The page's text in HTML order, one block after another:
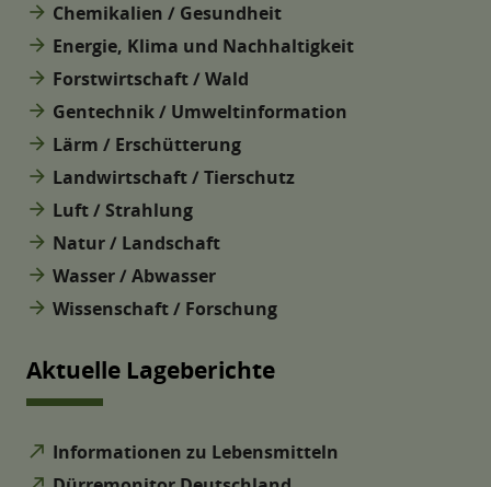
arrow_forward Chemikalien / Gesundheit
arrow_forward Energie, Klima und Nachhaltigkeit
arrow_forward Forstwirtschaft / Wald
arrow_forward Gentechnik / Umweltinformation
arrow_forward Lärm / Erschütterung
arrow_forward Landwirtschaft / Tierschutz
arrow_forward Luft / Strahlung
arrow_forward Natur / Landschaft
arrow_forward Wasser / Abwasser
arrow_forward Wissenschaft / Forschung
Aktuelle Lageberichte
north_east Informationen zu Lebensmitteln